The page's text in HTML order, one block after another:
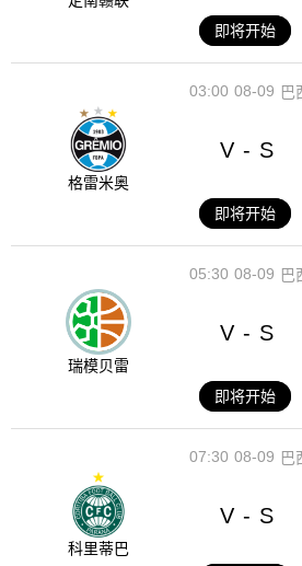
即将开始
08-09
03:00 巴
格雷米奥
V - S
即将开始
08-09
05:30 巴
瑞模贝雷
V - S
即将开始
08-09
07:30 巴
科里蒂巴
V - S